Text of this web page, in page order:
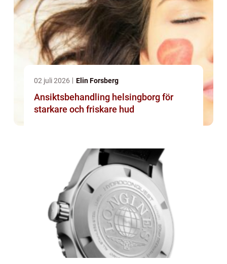
02 juli 2026 Elin Forsberg
Ansiktsbehandling helsingborg för
starkare och friskare hud